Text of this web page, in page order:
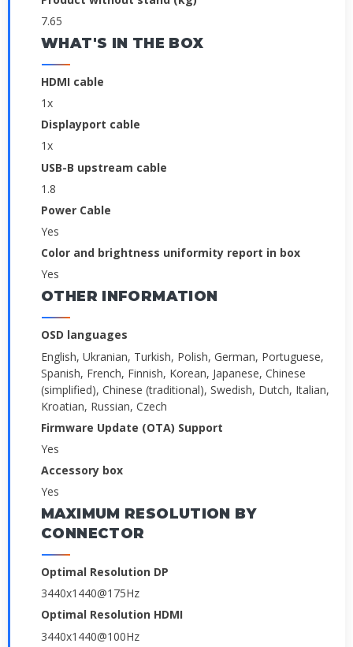
7.65
WHAT'S IN THE BOX
HDMI cable
1x
Displayport cable
1x
USB-B upstream cable
1.8
Power Cable
Yes
Color and brightness uniformity report in box
Yes
OTHER INFORMATION
OSD languages
English, Ukranian, Turkish, Polish, German, Portuguese,
Spanish, French, Finnish, Korean, Japanese, Chinese
(simplified), Chinese (traditional), Swedish, Dutch, Italian,
Kroatian, Russian, Czech
Firmware Update (OTA) Support
Yes
Accessory box
Yes
MAXIMUM RESOLUTION BY
CONNECTOR
Optimal Resolution DP
3440x1440@175Hz
Optimal Resolution HDMI
3440x1440@100Hz